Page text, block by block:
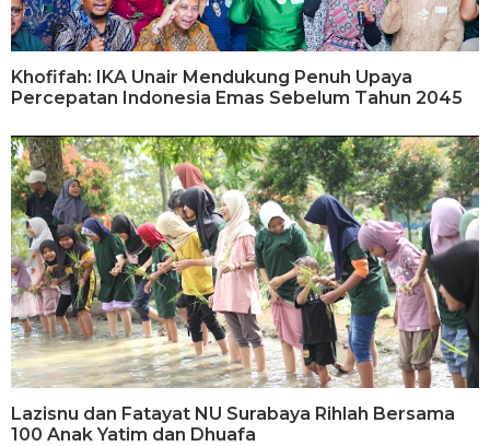
Khofifah: IKA Unair Mendukung Penuh Upaya
Percepatan Indonesia Emas Sebelum Tahun 2045
Lazisnu dan Fatayat NU Surabaya Rihlah Bersama
100 Anak Yatim dan Dhuafa